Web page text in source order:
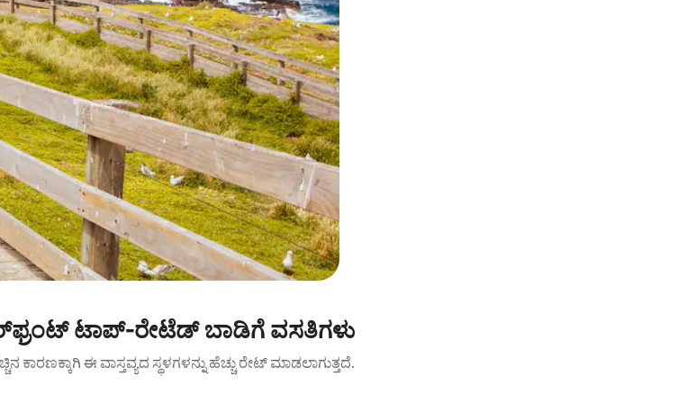
ಟಾಪ್-ರೇಟೆಡ್ ಬಾಡಿಗೆ ವಸತಿಗಳು
ಕಾರಣಕ್ಕಾಗಿ ಈ ವಾಸ್ತವ್ಯದ ಸ್ಥಳಗಳನ್ನು ಹೆಚ್ಚು ರೇಟ್ ಮಾಡಲಾಗುತ್ತದೆ.